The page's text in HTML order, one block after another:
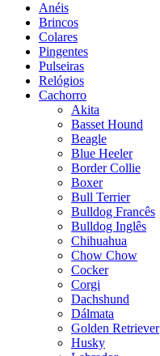
Anéis
Brincos
Colares
Pingentes
Pulseiras
Relógios
Cachorro
Akita
Basset Hound
Beagle
Blue Heeler
Border Collie
Boxer
Bull Terrier
Bulldog Francês
Bulldog Inglês
Chihuahua
Chow Chow
Cocker
Corgi
Dachshund
Dálmata
Golden Retriever
Husky